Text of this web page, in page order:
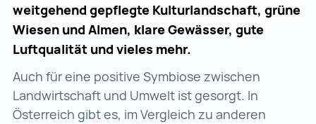
weitgehend gepflegte Kulturlandschaft, grüne
Wiesen und Almen, klare Gewässer, gute
Luftqualität und vieles mehr.
Auch für eine positive Symbiose zwischen
Landwirtschaft und Umwelt ist gesorgt. In
Österreich gibt es, im Vergleich zu anderen